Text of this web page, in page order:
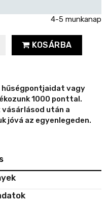
4-5 munkanap
KOSÁRBA
hűségpontjaidat vagy
1000 ponttal.
után a
jóvá az egyenlegeden.